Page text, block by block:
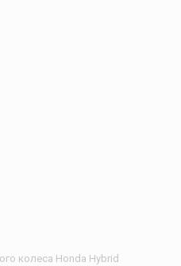
колеса Honda Hybrid